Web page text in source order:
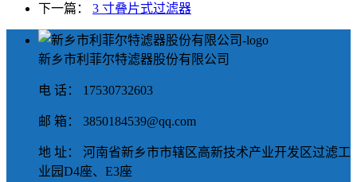
下一篇： 3 寸叠片式过滤器
新乡市利菲尔特滤器股份有限公司
电 话： 17530732603
邮 箱： 3850184539@qq.com
地 址： 河南省新乡市市辖区高新技术产业开发区过滤工
业园D4座、E3座